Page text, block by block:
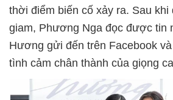
thời điểm biến cố xảy ra. Sau
giam, Phương Nga đọc được tin
Hương gửi đến trên Facebook
tình cảm chân thành của giọng ca